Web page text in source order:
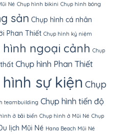
Né Chụp hình bikini Chụp hình bóng
sản Chụp hình cá nhân
Phan Thiết Chụp hình kỷ niệm
hình ngoại cảnh Chụp
Chụp hình Phan Thiết
sự kiện Chụp
teambuilding Chụp hình tiến độ
ở bãi biển Chụp hình ở Mũi Né Chụp
lịch Mũi Né Hana Beach Mũi Né